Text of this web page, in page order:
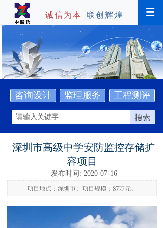
联创辉煌
诚信为本
咨询设计 监理服务 工程测评
搜索
深圳市高级中学安防监控存储扩
容项目
发布时间: 2020-07-16
项目地点：深圳市；项目规模：87万元。